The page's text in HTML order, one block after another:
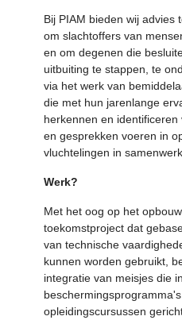
Bij PIAM bieden wij advies
om slachtoffers van
en om degenen die
uitbuiting te stappen, te
via het werk van
die met hun jarenlange
herkennen en
en gesprekken voeren in
vluchtelingen in
Werk?
Met het oog op het
toekomstproject dat
van technische
kunnen worden gebruikt,
integratie van meisjes die in
opleidingscursussen